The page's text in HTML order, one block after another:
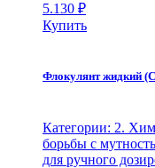
5.130 ₽
Купить
Флокулянт жидкий
Категории: 2.
борьбы с
для ручного